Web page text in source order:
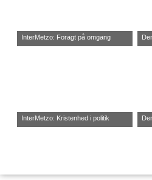
InterMetzo: Foragt på omgang
InterMetzo: Kristenhed i politik